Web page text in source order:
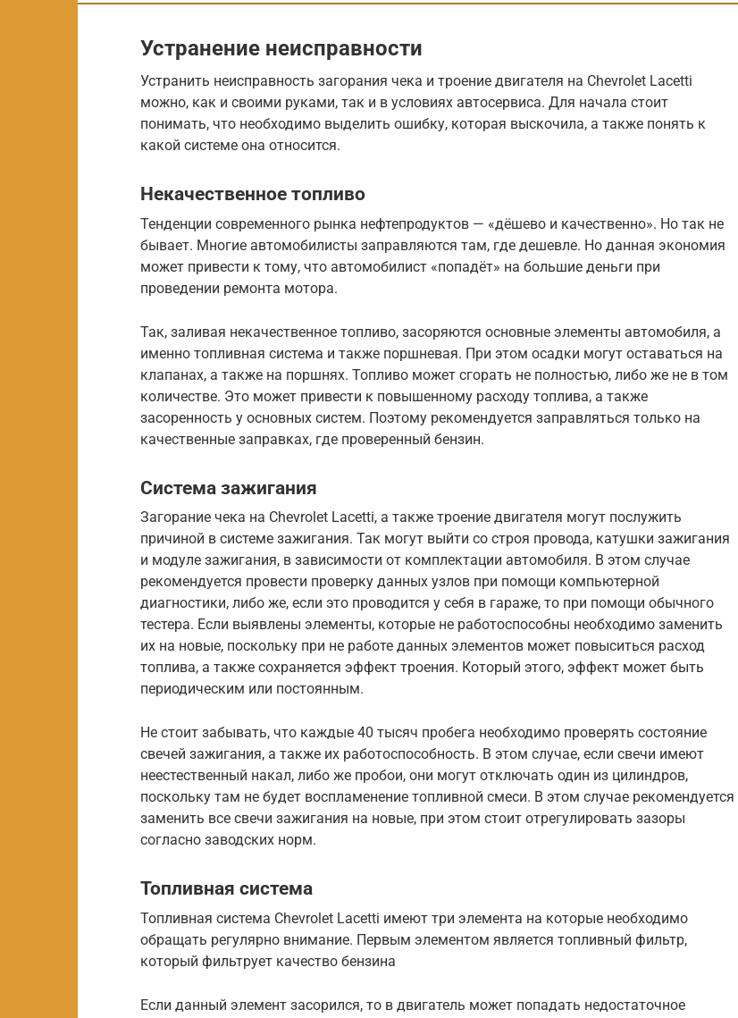
Устранение неисправности
Устранить неисправность загорания чека и троение двигателя на Chevrolet Lacetti
можно, как и своими руками, так и в условиях автосервиса. Для начала стоит
понимать, что необходимо выделить ошибку, которая выскочила, а также понять к
какой системе она относится.
Некачественное топливо
Тенденции современного рынка нефтепродуктов — «дёшево и качественно». Но так не
бывает. Многие автомобилисты заправляются там, где дешевле. Но данная экономия
может привести к тому, что автомобилист «попадёт» на большие деньги при
проведении ремонта мотора.
Так, заливая некачественное топливо, засоряются основные элементы автомобиля, а
именно топливная система и также поршневая. При этом осадки могут оставаться на
клапанах, а также на поршнях. Топливо может сгорать не полностью, либо же не в том
количестве. Это может привести к повышенному расходу топлива, а также
засоренность у основных систем. Поэтому рекомендуется заправляться только на
качественные заправках, где проверенный бензин.
Система зажигания
Загорание чека на Chevrolet Lacetti, а также троение двигателя могут послужить
причиной в системе зажигания. Так могут выйти со строя провода, катушки зажигания
и модуле зажигания, в зависимости от комплектации автомобиля. В этом случае
рекомендуется провести проверку данных узлов при помощи компьютерной
диагностики, либо же, если это проводится у себя в гараже, то при помощи обычного
тестера. Если выявлены элементы, которые не работоспособны необходимо заменить
их на новые, поскольку при не работе данных элементов может повыситься расход
топлива, а также сохраняется эффект троения. Который этого, эффект может быть
периодическим или постоянным.
Не стоит забывать, что каждые 40 тысяч пробега необходимо проверять состояние
свечей зажигания, а также их работоспособность. В этом случае, если свечи имеют
неестественный накал, либо же пробои, они могут отключать один из цилиндров,
поскольку там не будет воспламенение топливной смеси. В этом случае рекомендуется
заменить все свечи зажигания на новые, при этом стоит отрегулировать зазоры
согласно заводских норм.
Топливная система
Топливная система Chevrolet Lacetti имеют три элемента на которые необходимо
обращать регулярно внимание. Первым элементом является топливный фильтр,
который фильтрует качество бензина
Если данный элемент засорился, то в двигатель может попадать недостаточное